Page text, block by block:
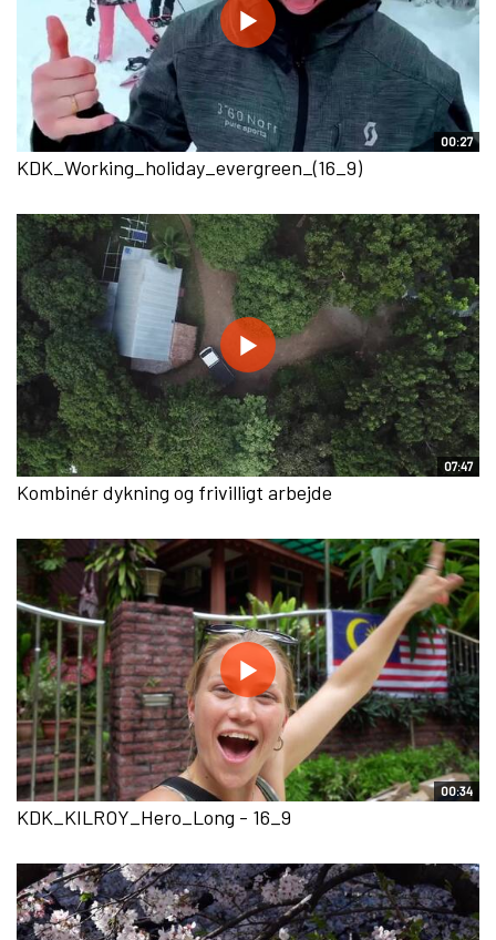
00:27
KDK_Working_holiday_evergreen_(16_9)
07:47
Kombinér dykning og frivilligt arbejde
00:34
KDK_KILROY_Hero_Long - 16_9